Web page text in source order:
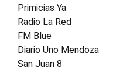
Primicias Ya
Radio La Red
FM Blue
Diario Uno Mendoza
San Juan 8